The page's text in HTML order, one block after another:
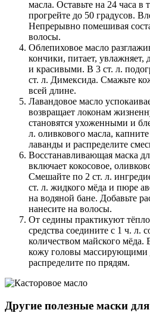
масла. Оставьте на 24 часа
прогрейте до 50 градусов.
Непрерывно помешивая
волосы.
Облепиховое масло
кончики, питает,
и красивыми. В 3 ст. л.
ст. л. Димексида. Смажьте
всей длине.
Лавандовое масло
возвращает локонам
становятся ухоженными и
л. оливкового масла,
лаванды и распределите
Восстанавливающая маска
включает кокосовое,
Смешайте по 2 ст. л.
ст. л. жидкого мёда и пюре
на водяной бане. Добавьте
нанесите на волосы.
От седины практикуют
средства соедините с 1 ч. л.
количеством майского
кожу головы
распределите по прядям.
Другие полезные маски